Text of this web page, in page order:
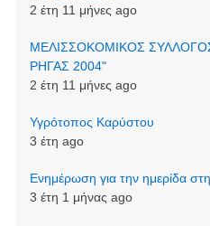
2 έτη 11 μήνες ago
ΜΕΛΙΣΣΟΚΟΜΙΚΟΣ
ΡΗΓΑΣ 2004"
2 έτη 11 μήνες ago
Υγρότοπος Καρύστου
3 έτη ago
Ενημέρωση για την ημερίδα
3 έτη 1 μήνας ago